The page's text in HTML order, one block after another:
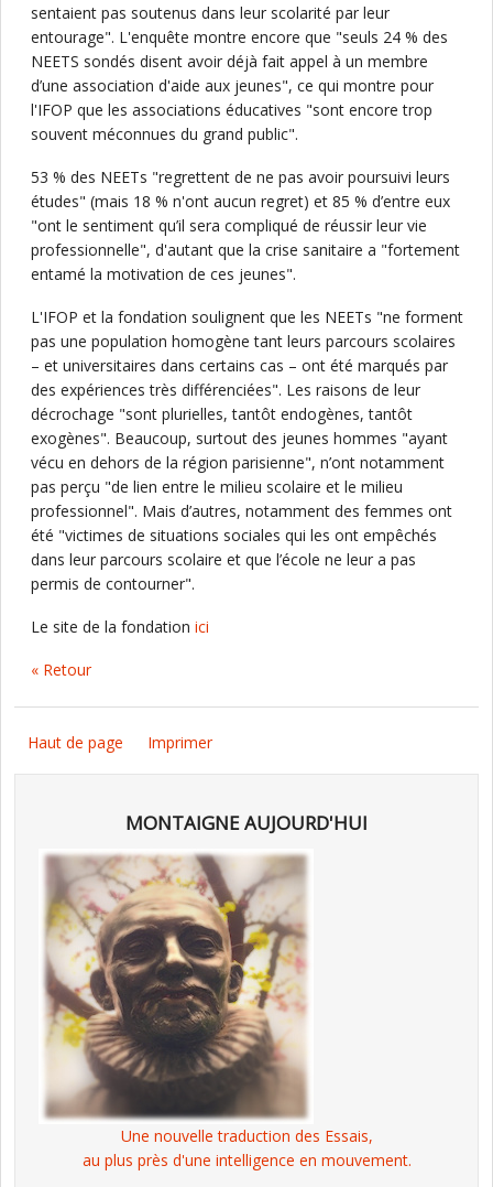
sentaient pas soutenus dans leur scolarité par leur
entourage". L'enquête montre encore que "seuls 24 % des
NEETS sondés disent avoir déjà fait appel à un membre
d’une association d'aide aux jeunes", ce qui montre pour
l'IFOP que les associations éducatives "sont encore trop
souvent méconnues du grand public".
53 % des NEETs "regrettent de ne pas avoir poursuivi leurs
études" (mais 18 % n'ont aucun regret) et 85 % d’entre eux
"ont le sentiment qu’il sera compliqué de réussir leur vie
professionnelle", d'autant que la crise sanitaire a "fortement
entamé la motivation de ces jeunes".
L'IFOP et la fondation soulignent que les NEETs "ne forment
pas une population homogène tant leurs parcours scolaires
– et universitaires dans certains cas – ont été marqués par
des expériences très différenciées". Les raisons de leur
décrochage "sont plurielles, tantôt endogènes, tantôt
exogènes". Beaucoup, surtout des jeunes hommes "ayant
vécu en dehors de la région parisienne", n’ont notamment
pas perçu "de lien entre le milieu scolaire et le milieu
professionnel". Mais d’autres, notamment des femmes ont
été "victimes de situations sociales qui les ont empêchés
dans leur parcours scolaire et que l’école ne leur a pas
permis de contourner".
Le site de la fondation ici
« Retour
Haut de page Imprimer
MONTAIGNE AUJOURD'HUI
Une nouvelle traduction des Essais,
au plus près d'une intelligence en mouvement.